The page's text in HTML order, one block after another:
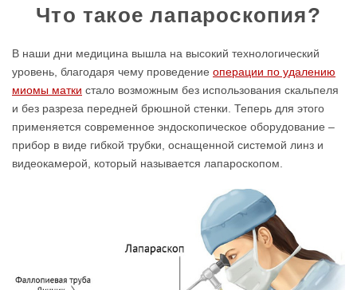
Что такое лапароскопия?
В наши дни медицина вышла на высокий технологический
уровень, благодаря чему проведение операции по удалению
миомы матки стало возможным без использования скальпеля
и без разреза передней брюшной стенки. Теперь для этого
применяется современное эндоскопическое оборудование –
прибор в виде гибкой трубки, оснащенной системой линз и
видеокамерой, который называется лапароскопом.